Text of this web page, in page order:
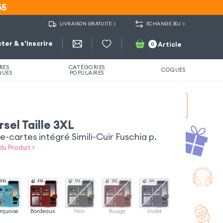
LIVRAISON GRATUITE ECHANGE 30J
& s'inscrire 0 Article
CATÉGORIES
POPULAIRES COQUES
Taille 3XL
cartes intégré Simili-Cuir Fuschia p.
Produit >
Bordeaux Noir Rouge Violet